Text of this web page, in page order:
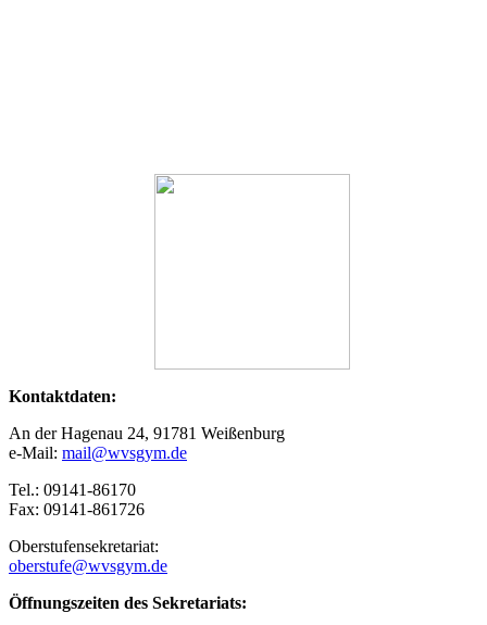
Kontaktdaten:
An der Hagenau 24, 91781 Weißenburg
e-Mail: mail@wvsgym.de
Tel.: 09141-86170
Fax: 09141-861726
Oberstufensekretariat:
oberstufe@wvsgym.de
Öffnungszeiten des Sekretariats: